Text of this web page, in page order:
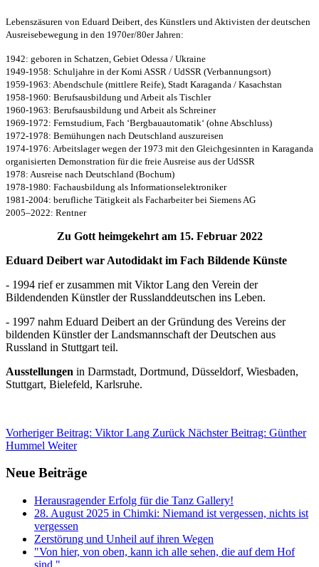
Lebenszäsuren von Eduard Deibert, des Künstlers und Aktivisten der deutschen
Ausreisebewegung in den 1970er/80er Jahren:
1942: geboren in Schatzen, Gebiet Odessa / Ukraine
1949-1958: Schuljahre in der Komi ASSR / UdSSR (Verbannungsort)
1959-1963: Abendschule (mittlere Reife), Stadt Karaganda / Kasachstan
1958-1960: Berufsausbildung und Arbeit als Tischler
1960-1963: Berufsausbildung und Arbeit als Schreiner
1969-1972: Fernstudium, Fach ‘Bergbauautomatik‘ (ohne Abschluss)
1972-1978: Bemühungen nach Deutschland auszureisen
1974-1976: Arbeitslager wegen der 1973 mit den Gleichgesinnten in Karaganda
organisierten Demonstration für die freie Ausreise aus der UdSSR
1978: Ausreise nach Deutschland (Bochum)
1978-1980: Fachausbildung als Informationselektroniker
1981-2004: berufliche Tätigkeit als Facharbeiter bei Siemens AG
2005–2022: Rentner
Zu Gott heimgekehrt am 15. Februar 2022
Eduard Deibert war Autodidakt im Fach Bildende Künste
- 1994 rief er zusammen mit Viktor Lang den Verein der
Bildendenden Künstler der Russlanddeutschen ins Leben.
- 1997 nahm Eduard Deibert an der Gründung des Vereins der
bildenden Künstler der Landsmannschaft der Deutschen aus
Russland in Stuttgart teil.
Ausstellungen in Darmstadt, Dortmund, Düsseldorf, Wiesbaden,
Stuttgart, Bielefeld, Karlsruhe.
Vorheriger Beitrag: Viktor Lang Zurück Nächster Beitrag: Günther
Hummel Weiter
Neue Beiträge
Herausragender Erfolg für die Tanz Gallery!
28. August 2025 in Chimki: Niemand ist vergessen, nichts ist
vergessen
Zerstörung und Unheil auf ihren Wegen
"Von hier, von oben, kann ich alle sehen, die auf dem Hof